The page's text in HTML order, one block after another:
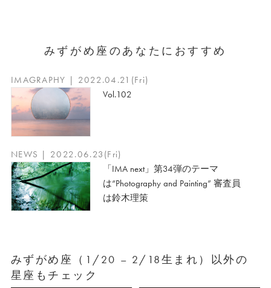
みずがめ座のあなたにおすすめ
IMAGRAPHY | 2022.04.21(Fri)
Vol.102
NEWS | 2022.06.23(Fri)
「IMA next」第34弾のテーマ
は“Photography and Painting” 審査員
は鈴木理策
みずがめ座（1/20 – 2/18生まれ）以外の
星座もチェック